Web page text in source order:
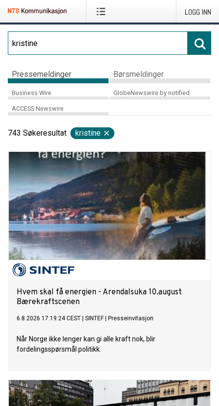
LOGG INN
Pressemeldinger Børsmeldinger
Business Wire GlobeNewswire by notified
ACCESS Newswire
743 Søkeresultat kristine
Hvem skal få energien - Arendalsuka 10.august
Bærekraftscenen
6.8.2026 17:19:24 CEST SINTEF| Presseinvitasjon
Når Norge ikke lenger kan gi alle kraft nok, blir
fordelingsspørsmål politikk.